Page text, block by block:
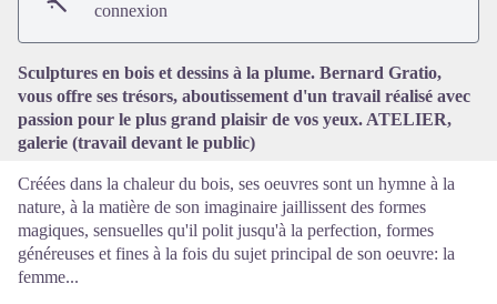
connexion
Sculptures en bois et dessins à la plume. Bernard Gratio,
vous offre ses trésors, aboutissement d'un travail réalisé avec
passion pour le plus grand plaisir de vos yeux. ATELIER,
galerie (travail devant le public)
Créées dans la chaleur du bois, ses oeuvres sont un hymne à la
nature, à la matière de son imaginaire jaillissent des formes
magiques, sensuelles qu'il polit jusqu'à la perfection, formes
généreuses et fines à la fois du sujet principal de son oeuvre: la
femme...